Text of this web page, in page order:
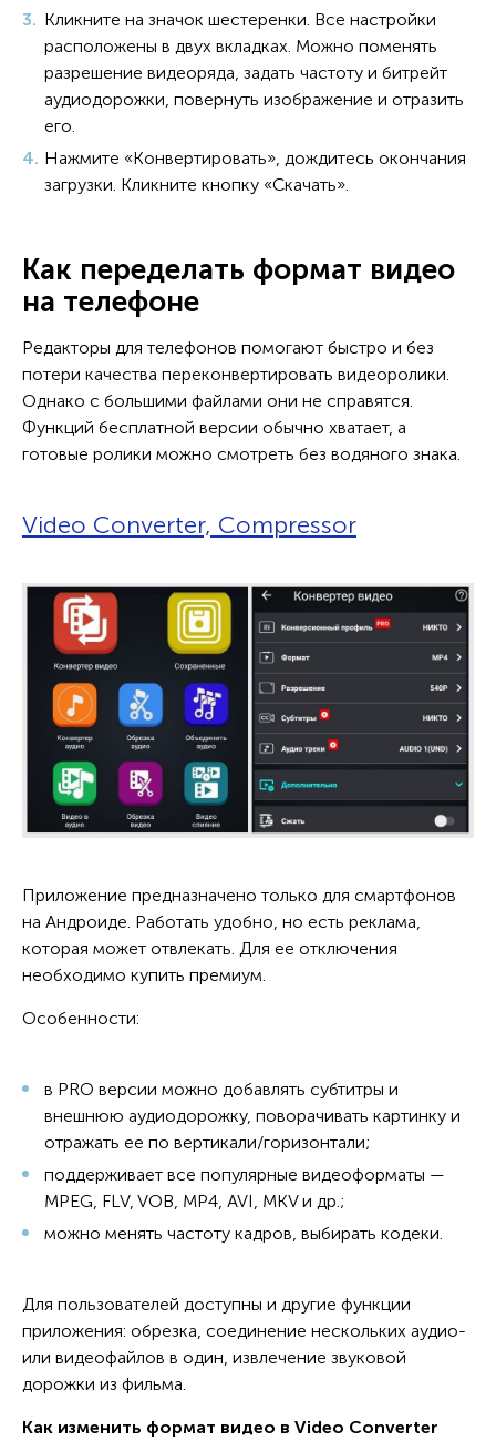
Кликните на значок шестеренки. Все настройки
расположены в двух вкладках. Можно поменять
разрешение видеоряда, задать частоту и битрейт
аудиодорожки, повернуть изображение и отразить
его.
Нажмите «Конвертировать», дождитесь окончания
загрузки. Кликните кнопку «Скачать».
Как переделать формат видео
на телефоне
Редакторы для телефонов помогают быстро и без
потери качества переконвертировать видеоролики.
Однако с большими файлами они не справятся.
Функций бесплатной версии обычно хватает, а
готовые ролики можно смотреть без водяного знака.
Video Converter, Compressor
Приложение предназначено только для смартфонов
на Андроиде. Работать удобно, но есть реклама,
которая может отвлекать. Для ее отключения
необходимо купить премиум.
Особенности:
в PRO версии можно добавлять субтитры и
внешнюю аудиодорожку, поворачивать картинку и
отражать ее по вертикали/горизонтали;
поддерживает все популярные видеоформаты —
MPEG, FLV, VOB, MP4, AVI, MKV и др.;
можно менять частоту кадров, выбирать кодеки.
Для пользователей доступны и другие функции
приложения: обрезка, соединение нескольких аудио-
или видеофайлов в один, извлечение звуковой
дорожки из фильма.
Как изменить формат видео в Video Converter